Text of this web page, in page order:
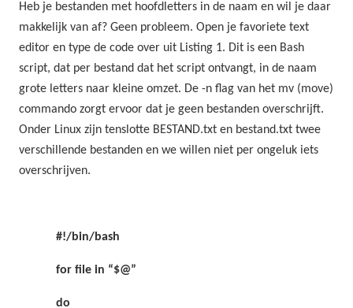
Heb je bestanden met hoofdletters in de naam en wil je daar
makkelijk van af? Geen probleem. Open je favoriete text
editor en type de code over uit Listing 1. Dit is een Bash
script, dat per bestand dat het script ontvangt, in de naam
grote letters naar kleine omzet. De -n flag van het mv (move)
commando zorgt ervoor dat je geen bestanden overschrijft.
Onder Linux zijn tenslotte BESTAND.txt en bestand.txt twee
verschillende bestanden en we willen niet per ongeluk iets
overschrijven.
#!/bin/bash
for file in “$@”
do